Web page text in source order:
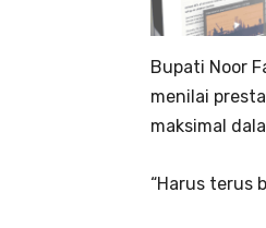
Bupati Noor
menilai
maksimal
“Harus terus